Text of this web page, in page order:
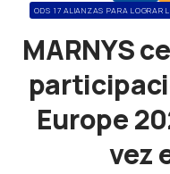
ODS 17 ALIANZAS PARA LOGRAR
MARNYS
Europe
vez